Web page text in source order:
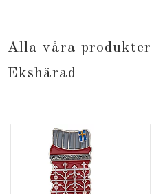
Alla våra produkter
Ekshärad